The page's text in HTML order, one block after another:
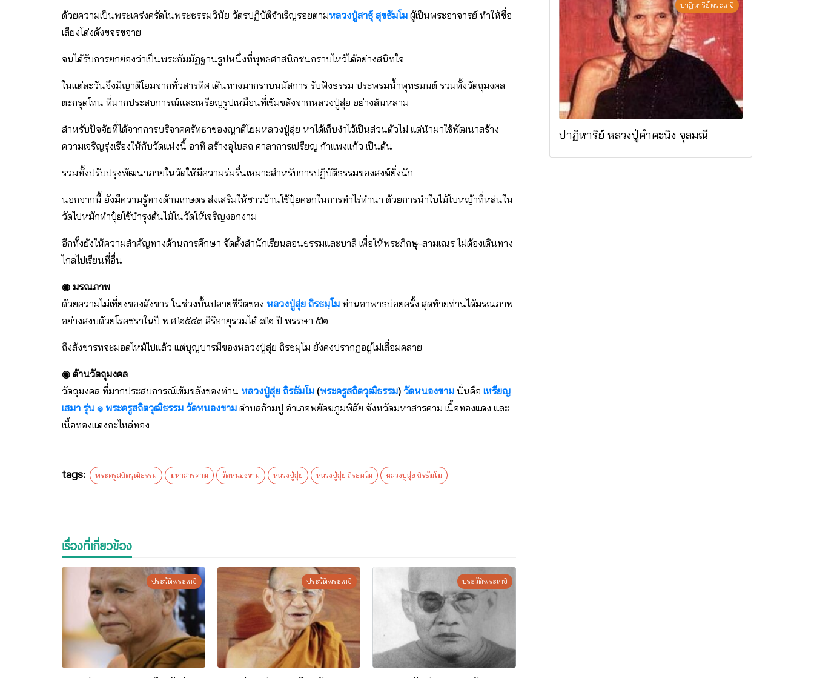
ด้วยความเป็นพระเคร่งครัดในพระธรรมวินัย วัตรปฏิบัติจำเริญรอยตามหลวงปู่สาธุ์ สุขธัมโม ผู้เป็นพระอาจารย์ ทำให้ชื่อ
เสียงโด่งดังขจรขจาย
จนได้รับการยกย่องว่าเป็นพระกัมมัฏฐานรูปหนึ่งที่พุทธศาสนิกชนกราบไหว้ได้อย่างสนิทใจ
ในแต่ละวันจึงมีญาติโยมจากทั่วสารทิศ เดินทางมากราบนมัสการ รับฟังธรรม ประพรมน้ำพุทธมนต์ รวมทั้งวัตถุมงคล
ตะกรุดโทน ที่มากประสบการณ์และเหรียญรูปเหมือนที่เข้มขลังจากหลวงปู่สุ่ย อย่างล้นหลาม
สำหรับปัจจัยที่ได้จากการบริจาคศรัทธาของญาติโยมหลวงปู่สุ่ย หาได้เก็บงำไว้เป็นส่วนตัวไม่ แต่นำมาใช้พัฒนาสร้าง
ความเจริญรุ่งเรืองให้กับวัดแห่งนี้ อาทิ สร้างอุโบสถ ศาลาการเปรียญ กำแพงแก้ว เป็นต้น
รวมทั้งปรับปรุงพัฒนาภายในวัดให้มีความร่มรื่นเหมาะสำหรับการปฏิบัติธรรมของสงฆ์ยิ่งนัก
นอกจากนี้ ยังมีความรู้ทางด้านเกษตร ส่งเสริมให้ชาวบ้านใช้ปุ๋ยคอกในการทำไร่ทำนา ด้วยการนำใบไม้ใบหญ้าที่หล่นใน
วัดไปหมักทำปุ๋ยใช้บำรุงต้นไม้ในวัดให้เจริญงอกงาม
อีกทั้งยังให้ความสำคัญทางด้านการศึกษา จัดตั้งสำนักเรียนสอนธรรมและบาลี เพื่อให้พระภิกษุ-สามเณร ไม่ต้องเดินทาง
ไกลไปเรียนที่อื่น
◉ มรณภาพ
ด้วยความไม่เที่ยงของสังขาร ในช่วงบั้นปลายชีวิตของ หลวงปู่สุ่ย ถิรธมฺโม ท่านอาพาธบ่อยครั้ง สุดท้ายท่านได้มรณภาพ
อย่างสงบด้วยโรคชราในปี พ.ศ.๒๕๔๓ สิริอายุรวมได้ ๗๒ ปี พรรษา ๕๒
ถึงสังขารทจะมอดไหม้ไปแล้ว แต่บุญบารมีของหลวงปู่สุ่ย ถิรธมฺโม ยังคงปรากฏอยู่ไม่เสื่อมคลาย
◉ ด้านวัตถุมงคล
วัตถุมงคล ที่มากประสบการณ์เข้มขลังของท่าน หลวงปู่สุ่ย ถิรธัมโม (พระครูสถิตวุฒิธรรม) วัดหนองขาม นั่นคือ เหรียญ
เสมา รุ่น ๑ พระครูสถิตวุฒิธรรม วัดหนองขาม ตำบลก้ามปู อำเภอพยัคฆภูมพิสัย จังหวัดมหาสารคาม เนื้อทองแดง และ
เนื้อทองแดงกะไหล่ทอง
tags: พระครูสถิตวุฒิธรรม มหาสารคาม วัดหนองขาม หลวงปู่สุ่ย หลวงปู่สุ่ย ถิรธมฺโม หลวงปู่สุ่ย ถิรธัมโม
เรื่องที่เกี่ยวข้อง
ประวัติพระเกจิ ประวัติพระเกจิ ประวัติพระเกจิ
ปาฏิหาริย์พระเกจิ
ปาฏิหาริย์ หลวงปู่คำคะนิง จุลมณี